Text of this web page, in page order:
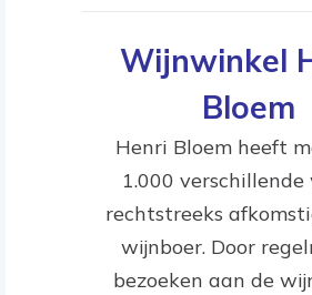
Wijnwinkel
Bloem
Henri Bloem heeft
1.000 verschillende
rechtstreeks
wijnboer. Door
bezoeken aan de